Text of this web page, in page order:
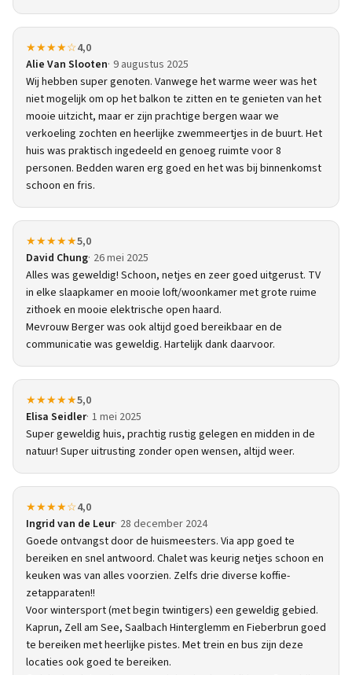
★★★★☆4,0
Alie Van Slooten 9 augustus 2025
Wij hebben super genoten. Vanwege het warme weer was het
niet mogelijk om op het balkon te zitten en te genieten van het
mooie uitzicht, maar er zijn prachtige bergen waar we
verkoeling zochten en heerlijke zwemmeertjes in de buurt. Het
huis was praktisch ingedeeld en genoeg ruimte voor 8
personen. Bedden waren erg goed en het was bij binnenkomst
schoon en fris.
★★★★★5,0
David Chung 26 mei 2025
Alles was geweldig! Schoon, netjes en zeer goed uitgerust. TV
in elke slaapkamer en mooie loft/woonkamer met grote ruime
zithoek en mooie elektrische open haard.
Mevrouw Berger was ook altijd goed bereikbaar en de
communicatie was geweldig. Hartelijk dank daarvoor.
★★★★★5,0
Elisa Seidler 1 mei 2025
Super geweldig huis, prachtig rustig gelegen en midden in de
natuur! Super uitrusting zonder open wensen, altijd weer.
★★★★☆4,0
Ingrid van de Leur 28 december 2024
Goede ontvangst door de huismeesters. Via app goed te
bereiken en snel antwoord. Chalet was keurig netjes schoon en
keuken was van alles voorzien. Zelfs drie diverse koffie-
zetapparaten!!
Voor wintersport (met begin twintigers) een geweldig gebied.
Kaprun, Zell am See, Saalbach Hinterglemm en Fieberbrun goed
te bereiken met heerlijke pistes. Met trein en bus zijn deze
locaties ook goed te bereiken.